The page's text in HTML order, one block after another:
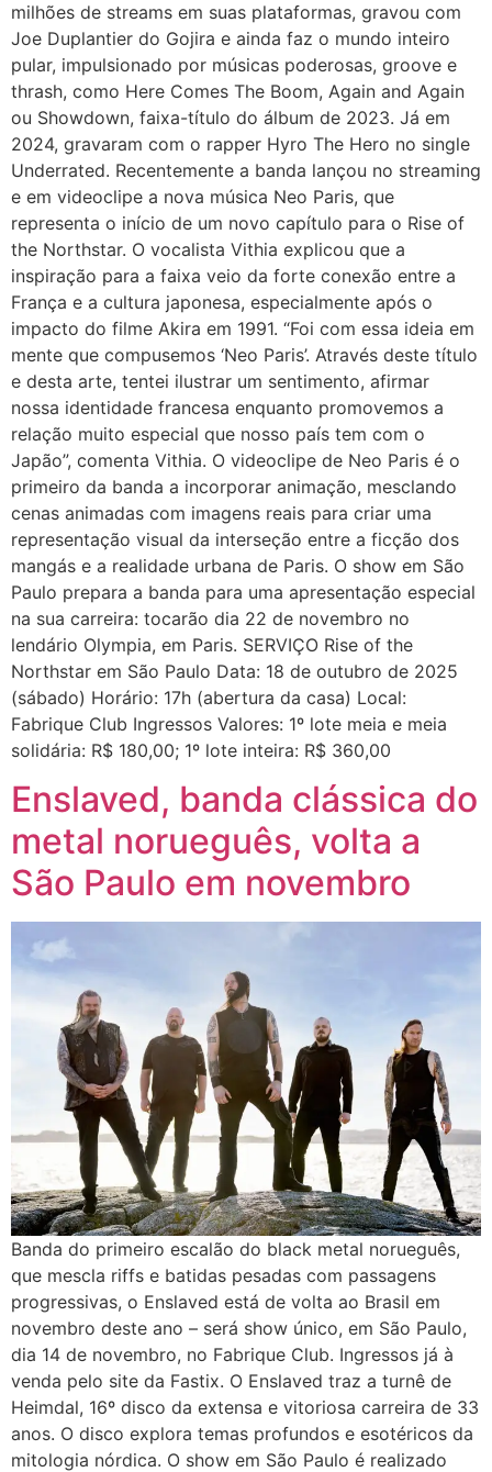
milhões de streams em suas plataformas, gravou com
Joe Duplantier do Gojira e ainda faz o mundo inteiro
pular, impulsionado por músicas poderosas, groove e
thrash, como Here Comes The Boom, Again and Again
ou Showdown, faixa-título do álbum de 2023. Já em
2024, gravaram com o rapper Hyro The Hero no single
Underrated. Recentemente a banda lançou no streaming
e em videoclipe a nova música Neo Paris, que
representa o início de um novo capítulo para o Rise of
the Northstar. O vocalista Vithia explicou que a
inspiração para a faixa veio da forte conexão entre a
França e a cultura japonesa, especialmente após o
impacto do filme Akira em 1991. “Foi com essa ideia em
mente que compusemos ‘Neo Paris’. Através deste título
e desta arte, tentei ilustrar um sentimento, afirmar
nossa identidade francesa enquanto promovemos a
relação muito especial que nosso país tem com o
Japão”, comenta Vithia. O videoclipe de Neo Paris é o
primeiro da banda a incorporar animação, mesclando
cenas animadas com imagens reais para criar uma
representação visual da interseção entre a ficção dos
mangás e a realidade urbana de Paris. O show em São
Paulo prepara a banda para uma apresentação especial
na sua carreira: tocarão dia 22 de novembro no
lendário Olympia, em Paris. SERVIÇO Rise of the
Northstar em São Paulo Data: 18 de outubro de 2025
(sábado) Horário: 17h (abertura da casa) Local:
Fabrique Club Ingressos Valores: 1º lote meia e meia
solidária: R$ 180,00; 1º lote inteira: R$ 360,00
Enslaved, banda clássica do
metal norueguês, volta a
São Paulo em novembro
Banda do primeiro escalão do black metal norueguês,
que mescla riffs e batidas pesadas com passagens
progressivas, o Enslaved está de volta ao Brasil em
novembro deste ano – será show único, em São Paulo,
dia 14 de novembro, no Fabrique Club. Ingressos já à
venda pelo site da Fastix. O Enslaved traz a turnê de
Heimdal, 16º disco da extensa e vitoriosa carreira de 33
anos. O disco explora temas profundos e esotéricos da
mitologia nórdica. O show em São Paulo é realizado